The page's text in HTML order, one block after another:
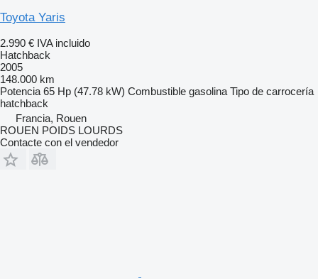
Toyota Yaris
2.990 € IVA incluido
Hatchback
2005
148.000 km
Potencia 65 Hp (47.78 kW) Combustible gasolina Tipo de carrocería
hatchback
Francia, Rouen
ROUEN POIDS LOURDS
Contacte con el vendedor